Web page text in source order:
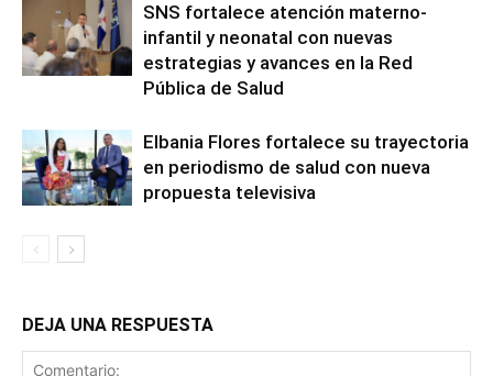
SNS fortalece atención materno-
infantil y neonatal con nuevas
estrategias y avances en la Red
Pública de Salud
Elbania Flores fortalece su trayectoria
en periodismo de salud con nueva
propuesta televisiva
DEJA UNA RESPUESTA